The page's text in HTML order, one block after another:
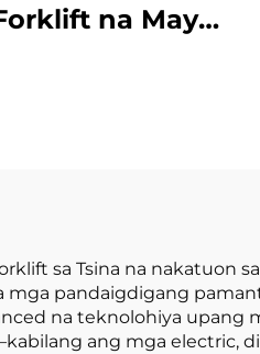
na May
Presyo
sa Tsina na nakatuon
pandaigdigang
na teknolohiya upang
ang mga electric,